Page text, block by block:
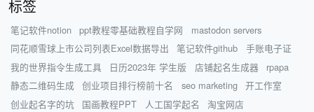
标签
笔记软件notion ppt教程零基础教程自学网
mastodon servers
同花顺雪球上市公司列表Excel数据导出
笔记软件github
手账电子证
我的世界指令生成工具
日历2023年 学生版 店铺起名生成器
rpapa
静态二维码生成
创业项目排行榜前十名 seo marketing
开工作室
创业起名字的坑
国画教程PPT 人工国学起名
淘宝网店